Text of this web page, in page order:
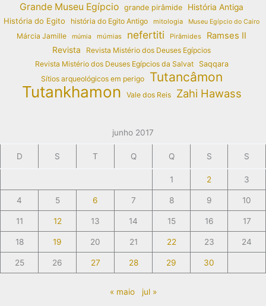
Grande Museu Egípcio grande pirâmide
História Antiga
História do Egito
história do Egito Antigo mitologia Museu Egípcio do Cairo
Márcia Jamille múmia múmias nefertiti Pirâmides Ramses II
Revista
Revista Mistério dos Deuses Egípcios
Revista Mistério dos Deuses Egípcios da Salvat
Saqqara
Sítios arqueológicos em perigo
Tutancâmon
Tutankhamon Vale dos Reis Zahi Hawass
junho 2017
D S T Q Q S S
1 2 3
4 5 6 7 8 9 10
11 12 13 14 15 16 17
18 19 20 21 22 23 24
25 26 27 28 29 30
« maio jul »